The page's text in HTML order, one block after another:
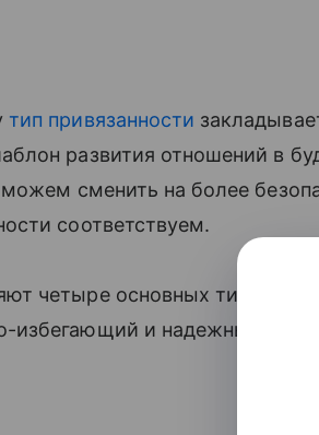
тип привязанности
развития отношений в
сменить на более
соответствуем.
четыре основных типа
избегающий и надежный.